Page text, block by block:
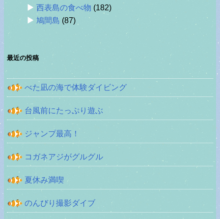
西表島の食べ物 (182)
鳩間島 (87)
最近の投稿
べた凪の海で体験ダイビング
台風前にたっぷり遊ぶ
ジャンプ最高！
コガネアジがグルグル
夏休み満喫
のんびり撮影ダイブ